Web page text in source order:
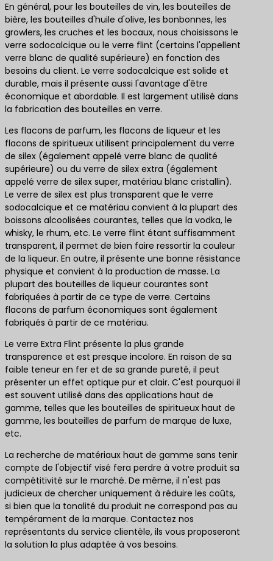
En général, pour les bouteilles de vin, les bouteilles de
bière, les bouteilles d'huile d'olive, les bonbonnes, les
growlers, les cruches et les bocaux, nous choisissons le
verre sodocalcique ou le verre flint (certains l'appellent
verre blanc de qualité supérieure) en fonction des
besoins du client. Le verre sodocalcique est solide et
durable, mais il présente aussi l'avantage d'être
économique et abordable. Il est largement utilisé dans
la fabrication des bouteilles en verre.
Les flacons de parfum, les flacons de liqueur et les
flacons de spiritueux utilisent principalement du verre
de silex (également appelé verre blanc de qualité
supérieure) ou du verre de silex extra (également
appelé verre de silex super, matériau blanc cristallin).
Le verre de silex est plus transparent que le verre
sodocalcique et ce matériau convient à la plupart des
boissons alcoolisées courantes, telles que la vodka, le
whisky, le rhum, etc. Le verre flint étant suffisamment
transparent, il permet de bien faire ressortir la couleur
de la liqueur. En outre, il présente une bonne résistance
physique et convient à la production de masse. La
plupart des bouteilles de liqueur courantes sont
fabriquées à partir de ce type de verre. Certains
flacons de parfum économiques sont également
fabriqués à partir de ce matériau.
Le verre Extra Flint présente la plus grande
transparence et est presque incolore. En raison de sa
faible teneur en fer et de sa grande pureté, il peut
présenter un effet optique pur et clair. C'est pourquoi il
est souvent utilisé dans des applications haut de
gamme, telles que les bouteilles de spiritueux haut de
gamme, les bouteilles de parfum de marque de luxe,
etc.
La recherche de matériaux haut de gamme sans tenir
compte de l'objectif visé fera perdre à votre produit sa
compétitivité sur le marché. De même, il n'est pas
judicieux de chercher uniquement à réduire les coûts,
si bien que la tonalité du produit ne correspond pas au
tempérament de la marque. Contactez nos
représentants du service clientèle, ils vous proposeront
la solution la plus adaptée à vos besoins.